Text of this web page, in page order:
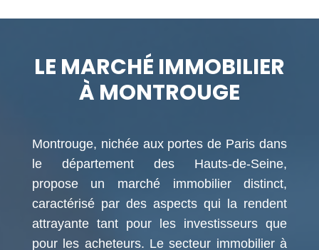
LE MARCHÉ IMMOBILIER
À MONTROUGE
Montrouge, nichée aux portes de Paris dans
le département des Hauts-de-Seine,
propose un marché immobilier distinct,
caractérisé par des aspects qui la rendent
attrayante tant pour les investisseurs que
pour les acheteurs. Le secteur immobilier à